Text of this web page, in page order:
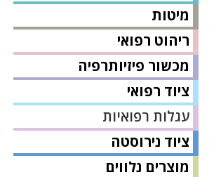
מיטות
ריהוט רפואי
מכשור פיזיותרפיה
ציוד רפואי
עגלות רפואיות
ציוד נירוסטה
מוצרים נלווים